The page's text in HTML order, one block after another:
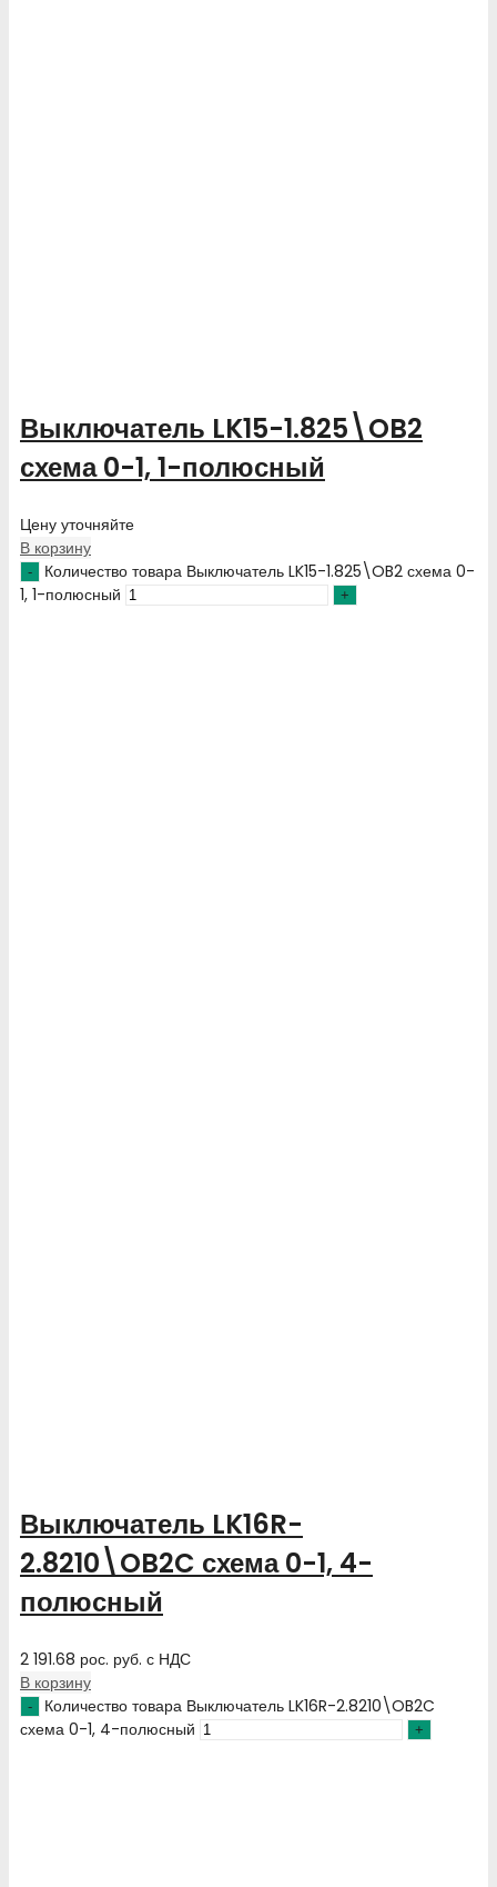
Выключатель LK15-1.825\OB2
схема 0-1, 1-полюсный
Цену уточняйте
В корзину
Количество товара Выключатель LK15-1.825\OB2 схема 0-
1, 1-полюсный
Выключатель LK16R-
2.8210\OB2C схема 0-1, 4-
полюсный
2 191.68 рос. руб. с НДС
В корзину
Количество товара Выключатель LK16R-2.8210\OB2C
схема 0-1, 4-полюсный